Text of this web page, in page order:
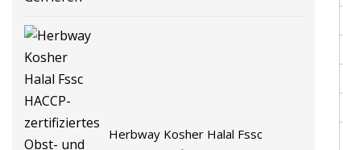
Herbway Kosher Halal Fssc